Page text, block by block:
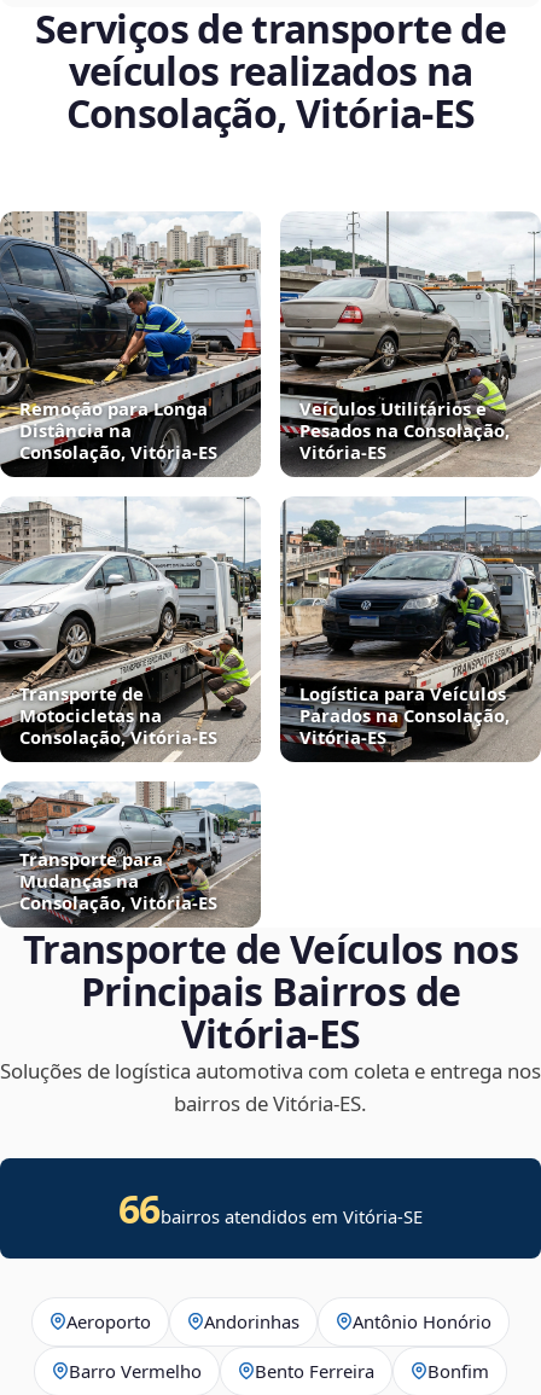
Serviços de transporte de
veículos realizados na
Consolação, Vitória‑ES
Remoção para Longa
Distância na
Consolação, Vitória‑ES
Veículos Utilitários e
Pesados na Consolação,
Vitória‑ES
Transporte de
Motocicletas na
Consolação, Vitória‑ES
Logística para Veículos
Parados na Consolação,
Vitória‑ES
Transporte para
Mudanças na
Consolação, Vitória‑ES
Transporte de Veículos nos
Principais Bairros de
Vitória‑ES
Soluções de logística automotiva com coleta e entrega nos
bairros de Vitória‑ES.
66bairros atendidos em Vitória-SE
Aeroporto Andorinhas Antônio Honório
Barro Vermelho Bento Ferreira Bonfim